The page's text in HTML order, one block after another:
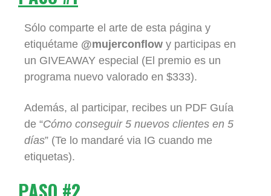
Sólo comparte el arte de esta página y
etiquétame @mujerconflow y participas en
un GIVEAWAY especial (El premio es un
programa nuevo valorado en $333).
Además, al participar, recibes un PDF Guía
de “Cómo conseguir 5 nuevos clientes en 5
días” (Te lo mandaré via IG cuando me
etiquetas).